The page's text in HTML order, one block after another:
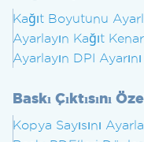
Kağıt Boyutunu
Ayarlayın Kağıt
Ayarlayın DPI
Baskı Çıktısını
Kopya Sayısını Ayarla